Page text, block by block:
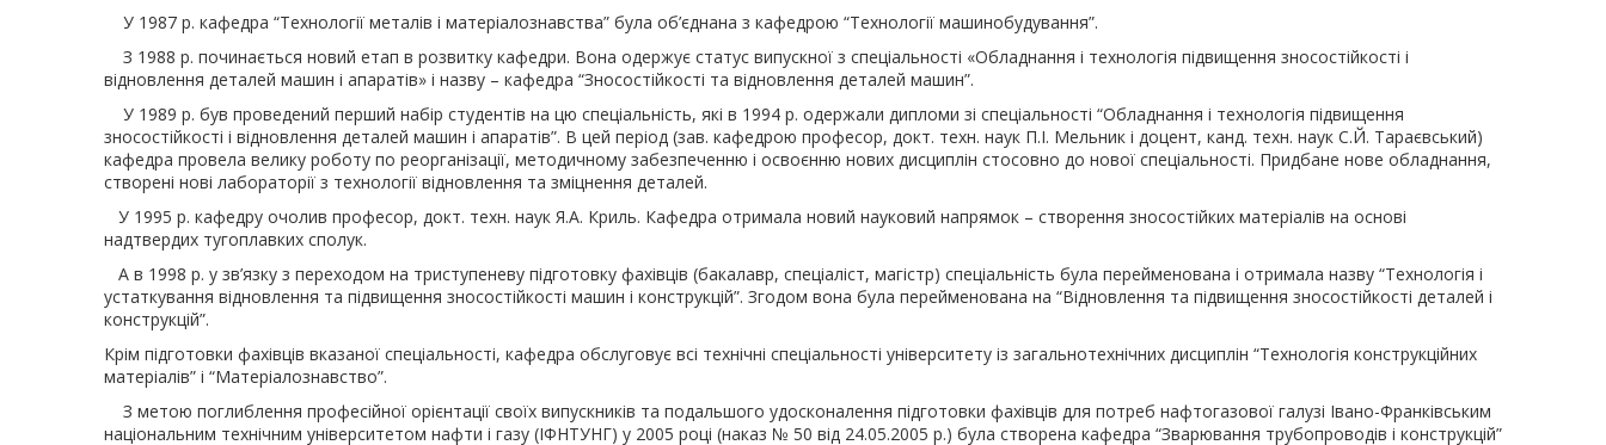
У 1987 р. кафедра “Технології металів і матеріалознавства” була об’єднана з кафедрою “Технології машинобудування”.
З 1988 р. починається новий етап в розвитку кафедри. Вона одержує статус випускної з спеціальності «Обладнання і технологія підвищення зносостійкості і
відновлення деталей машин і апаратів» і назву – кафедра “Зносостійкості та відновлення деталей машин”.
У 1989 р. був проведений перший набір студентів на цю спеціальність, які в 1994 р. одержали дипломи зі спеціальності “Обладнання і технологія підвищення
зносостійкості і відновлення деталей машин і апаратів”. В цей період (зав. кафедрою професор, докт. техн. наук П.І. Мельник і доцент, канд. техн. наук С.Й. Тараєвський)
кафедра провела велику роботу по реорганізації, методичному забезпеченню і освоєнню нових дисциплін стосовно до нової спеціальності. Придбане нове обладнання,
створені нові лабораторії з технології відновлення та зміцнення деталей.
У 1995 р. кафедру очолив професор, докт. техн. наук Я.А. Криль. Кафедра отримала новий науковий напрямок – створення зносостійких матеріалів на основі
надтвердих тугоплавких сполук.
А в 1998 р. у зв’язку з переходом на триступеневу підготовку фахівців (бакалавр, спеціаліст, магістр) спеціальність була перейменована і отримала назву “Технологія і
устаткування відновлення та підвищення зносостійкості машин і конструкцій”. Згодом вона була перейменована на “Відновлення та підвищення зносостійкості деталей і
конструкцій”.
Крім підготовки фахівців вказаної спеціальності, кафедра обслуговує всі технічні спеціальності університету із загальнотехнічних дисциплін “Технологія конструкційних
матеріалів” і “Матеріалознавство”.
З метою поглиблення професійної орієнтації своїх випускників та подальшого удосконалення підготовки фахівців для потреб нафтогазової галузі Івано-Франківським
національним технічним університетом нафти і газу (ІФНТУНГ) у 2005 році (наказ № 50 від 24.05.2005 р.) була створена кафедра “Зварювання трубопроводів і конструкцій”